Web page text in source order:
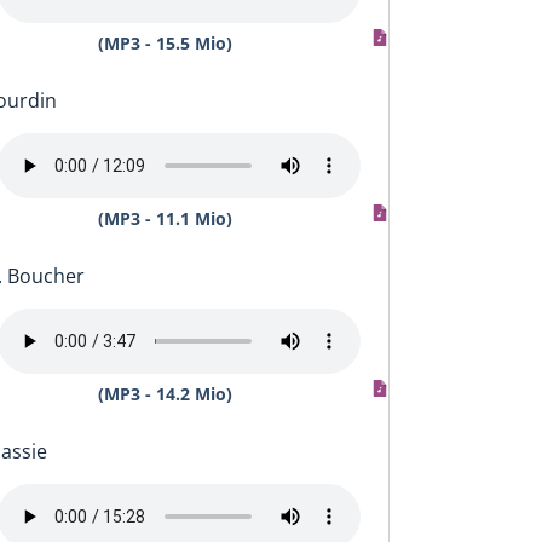
(MP3 - 15.5 Mio)
(MP3 - 11.1 Mio)
Boucher
(MP3 - 14.2 Mio)